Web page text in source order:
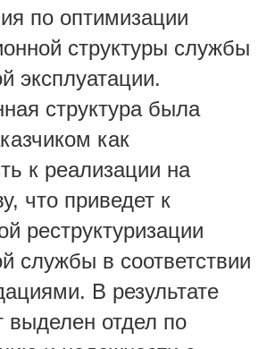
по оптимизации
структуры службы
эксплуатации.
структура была
как
к реализации на
что приведет к
реструктуризации
службы в соответствии
В результате
выделен отдел по